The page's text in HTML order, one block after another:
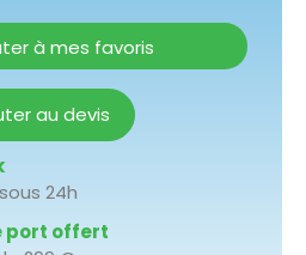
à mes favoris
au devis
24h
port offert